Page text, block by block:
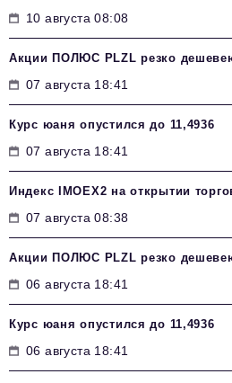
10 августа 08:08
Акции ПОЛЮС PLZL резко
07 августа 18:41
Курс юаня опустился до 11,4936
07 августа 18:41
Индекс IMOEX2 на открытии
07 августа 08:38
Акции ПОЛЮС PLZL резко
06 августа 18:41
Курс юаня опустился до 11,4936
06 августа 18:41